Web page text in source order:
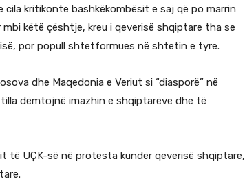
cila kritikonte bashkëkombësit e saj që po marrin
këtë çështje, kreu i qeverisë shqiptare tha se
por popull shtetformues në shtetin e tyre.
dhe Maqedonia e Veriut si “diasporë” në
dëmtojnë imazhin e shqiptarëve dhe të
të UÇK-së në protesta kundër qeverisë shqiptare,